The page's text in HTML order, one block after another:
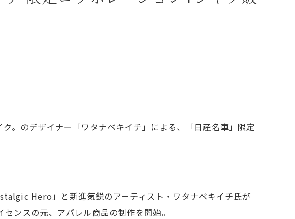
。のデザイナー「ワタナベキイチ」による、「日産名車」限定
Hero」と新進気鋭のアーティスト・ワタナベキイチ氏が
センスの元、アパレル商品の制作を開始。